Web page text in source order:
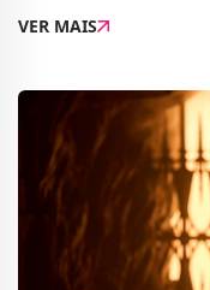
mundo aberto
VER MAIS